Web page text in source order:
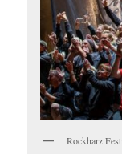
Rockharz